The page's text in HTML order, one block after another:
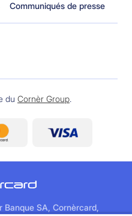
Communiqués de presse
du Cornèr Group.
SA, Cornèrcard,